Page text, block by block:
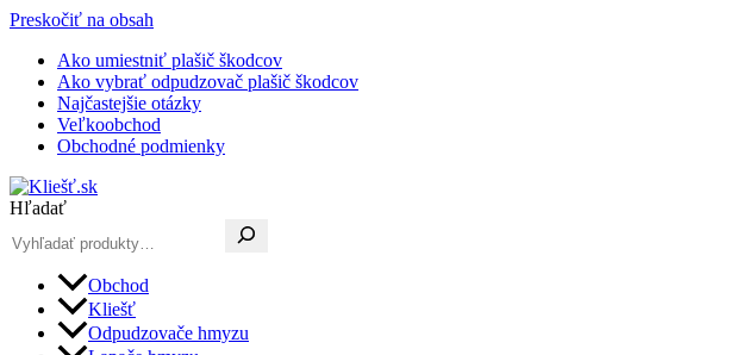
Preskočiť na obsah
Ako umiestniť plašič škodcov
Ako vybrať odpudzovač plašič škodcov
Najčastejšie otázky
Veľkoobchod
Obchodné podmienky
Hľadať
Obchod
Kliešť
Odpudzovače hmyzu